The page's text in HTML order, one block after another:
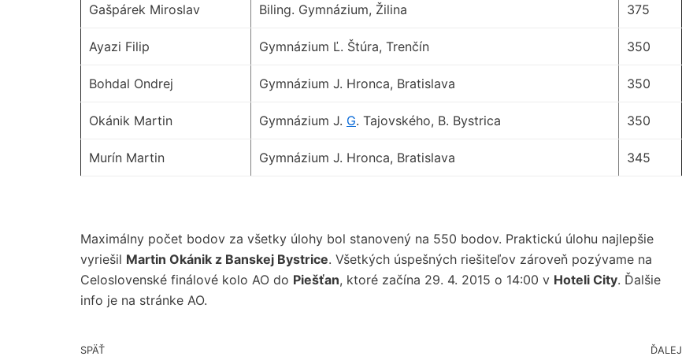
Gašpárek Miroslav Biling. Gymnázium, Žilina 375
Ayazi Filip Gymnázium Ľ. Štúra, Trenčín 350
Bohdal Ondrej Gymnázium J. Hronca, Bratislava 350
Okánik Martin Gymnázium J. G. Tajovského, B. Bystrica 350
Murín Martin Gymnázium J. Hronca, Bratislava 345
Maximálny počet bodov za všetky úlohy bol stanovený na 550 bodov. Praktickú úlohu najlepšie
vyriešil Martin Okánik z Banskej Bystrice. Všetkých úspešných riešiteľov zároveň pozývame na
Celoslovenské finálové kolo AO do Piešťan, ktoré začína 29. 4. 2015 o 14:00 v Hoteli City. Ďalšie
info je na stránke AO.
SPÄŤ ĎALEJ